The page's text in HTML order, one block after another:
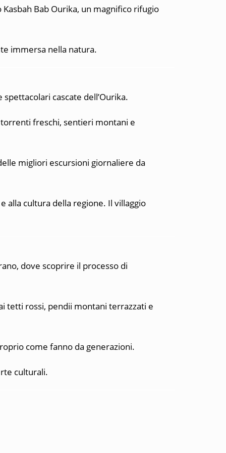
Kasbah Bab Ourika, un magnifico rifugio
immersa nella natura.
cascate dell’Ourika.
freschi, sentieri montani e
migliori escursioni giornaliere da
alla cultura della regione. Il villaggio
dove scoprire il processo di
tetti rossi, pendii montani terrazzati e
come fanno da generazioni.
culturali.